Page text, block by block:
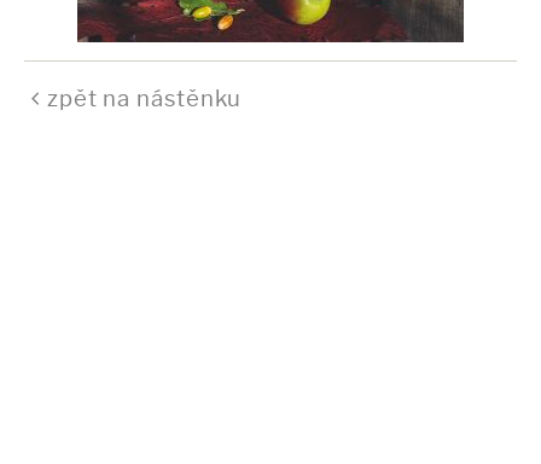
zpět na nástěnku